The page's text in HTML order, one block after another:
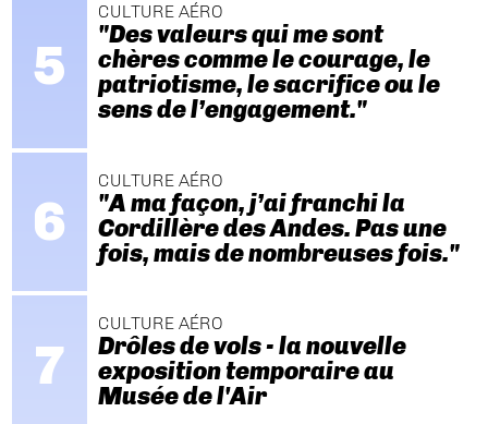
CULTURE AÉRO
"Des valeurs qui me sont
chères comme le courage, le
patriotisme, le sacrifice ou le
sens de l’engagement."
CULTURE AÉRO
"A ma façon, j’ai franchi la
Cordillère des Andes. Pas une
fois, mais de nombreuses fois."
CULTURE AÉRO
Drôles de vols - la nouvelle
exposition temporaire au
Musée de l'Air